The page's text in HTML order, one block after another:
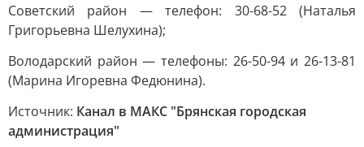
Советский район — телефон: 30-68-52 (Наталья
Григорьевна Шелухина);
Володарский район — телефоны: 26-50-94 и 26-13-81
(Марина Игоревна Федюнина).
Источник: Канал в МАКС "Брянская городская
администрация"